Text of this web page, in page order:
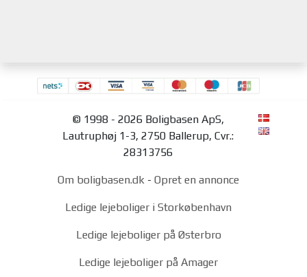
© 1998 - 2026 Boligbasen ApS,
Lautruphøj 1-3, 2750 Ballerup, Cvr.:
28313756
Om boligbasen.dk - Opret en annonce
Ledige lejeboliger i Storkøbenhavn
Ledige lejeboliger på Østerbro
Ledige lejeboliger på Amager